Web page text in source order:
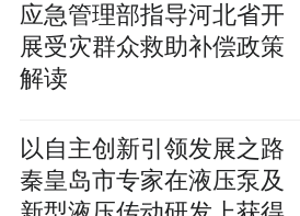
应急管理部指导河北省开
展受灾群众救助补偿政策
解读
以自主创新引领发展之路
秦皇岛市专家在液压泵及